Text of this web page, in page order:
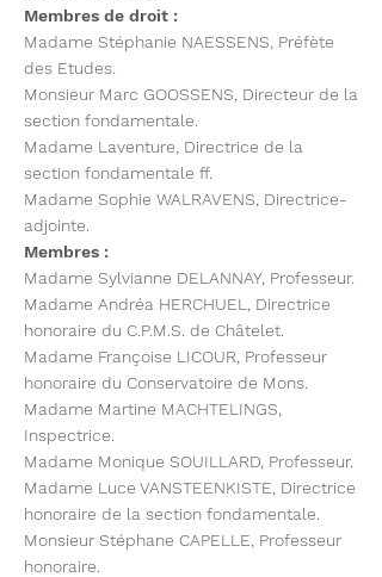
Membres de droit :
Madame Stéphanie NAESSENS, Préfète
des Etudes.
Monsieur Marc GOOSSENS, Directeur de la
section fondamentale.
Madame Laventure, Directrice de la
section fondamentale ff.
Madame Sophie WALRAVENS, Directrice-
adjointe.
Membres :
Madame Sylvianne DELANNAY, Professeur.
Madame Andréa HERCHUEL, Directrice
honoraire du C.P.M.S. de Châtelet.
Madame Françoise LICOUR, Professeur
honoraire du Conservatoire de Mons.
Madame Martine MACHTELINGS,
Inspectrice.
Madame Monique SOUILLARD, Professeur.
Madame Luce VANSTEENKISTE, Directrice
honoraire de la section fondamentale.
Monsieur Stéphane CAPELLE, Professeur
honoraire.